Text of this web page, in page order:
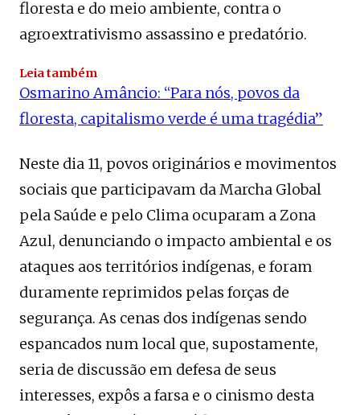
floresta e do meio ambiente, contra o
agroextrativismo assassino e predatório.
Leia também
Osmarino Amâncio: “Para nós, povos da
floresta, capitalismo verde é uma tragédia”
Neste dia 11, povos originários e movimentos
sociais que participavam da Marcha Global
pela Saúde e pelo Clima ocuparam a Zona
Azul, denunciando o impacto ambiental e os
ataques aos territórios indígenas, e foram
duramente reprimidos pelas forças de
segurança. As cenas dos indígenas sendo
espancados num local que, supostamente,
seria de discussão em defesa de seus
interesses, expôs a farsa e o cinismo desta